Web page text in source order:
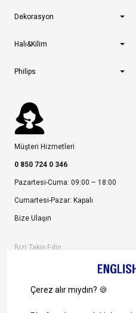
Dekorasyon
Halı&Kilim
Philips
Müşteri Hizmetleri
0 850 724 0 346
Pazartesi-Cuma: 09:00 – 18:00
Cumartesi-Pazar: Kapalı
Bize Ulaşın
Bizi Takip Edin